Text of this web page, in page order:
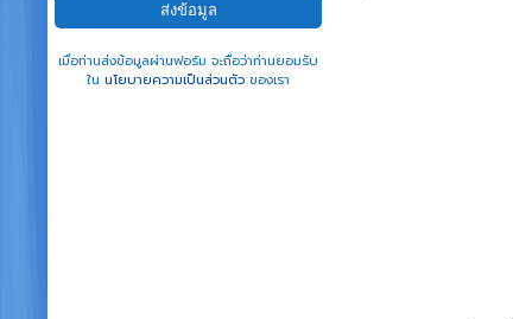
เมื่อท่านส่งข้อมูลผ่านฟอร์ม จะถือว่าท่านยอมรับ
ใน นโยบายความเป็นส่วนตัวของเรา